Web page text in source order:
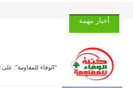
أخبار مهمة
“الوفاء للمقاومة”: